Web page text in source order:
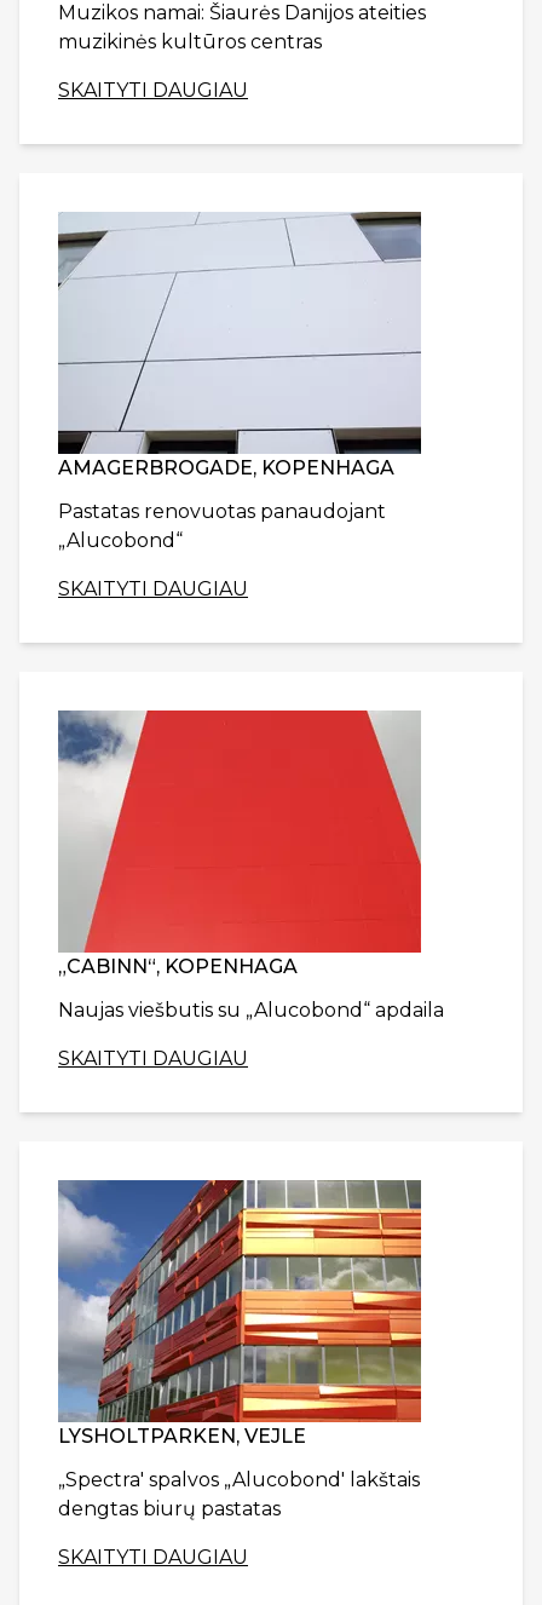
Muzikos namai: Šiaurės Danijos ateities
muzikinės kultūros centras
SKAITYTI DAUGIAU
AMAGERBROGADE, KOPENHAGA
Pastatas renovuotas panaudojant
„Alucobond“
SKAITYTI DAUGIAU
„CABINN“, KOPENHAGA
Naujas viešbutis su „Alucobond“ apdaila
SKAITYTI DAUGIAU
LYSHOLTPARKEN, VEJLE
„Spectra' spalvos „Alucobond' lakštais
dengtas biurų pastatas
SKAITYTI DAUGIAU